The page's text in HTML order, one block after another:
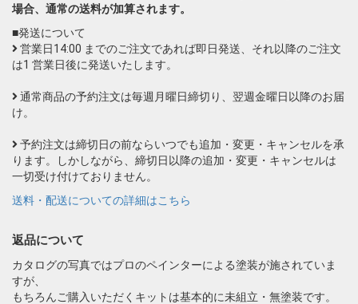
場合、通常の送料が加算されます。
■発送について
営業日14:00 までのご注文であれば即日発送、それ以降のご注文
は1 営業日後に発送いたします。
通常商品の予約注文は毎週月曜日締切り、翌週金曜日以降のお届
け。
予約注文は締切日の前ならいつでも追加・変更・キャンセルを承
ります。しかしながら、締切日以降の追加・変更・キャンセルは
一切受け付けておりません。
送料・配送についての詳細はこちら
返品について
カタログの写真ではプロのペインターによる塗装が施されていま
すが、
もちろんご購入いただくキットは基本的に未組立・無塗装です。